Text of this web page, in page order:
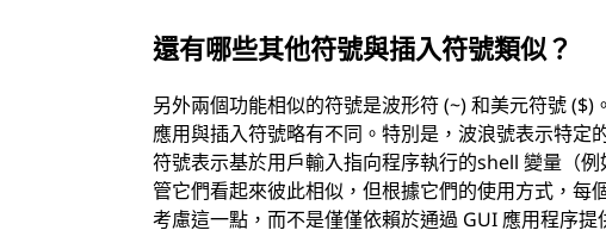
還有哪些其他符號與插入符號類似？
另外兩個功能相似的符號是波形符 (~) 和美元符號
應用與插入符號略有不同。特別是，波浪號表示特定
符號表示基於用戶輸入指向程序執行的shell 變量（
管它們看起來彼此相似，但根據它們的使用方式，
考慮這一點，而不是僅僅依賴於通過 GUI 應用程序提